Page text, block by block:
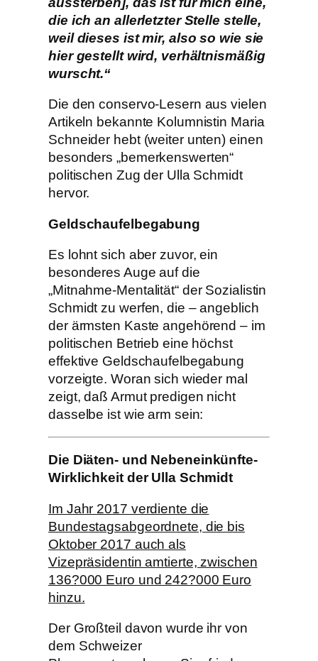
die ich an allerletzter Stelle stelle,
weil dieses ist mir, also so wie sie
hier gestellt wird, verhältnismäßig
wurscht.“
Die den conservo-Lesern aus vielen
Artikeln bekannte Kolumnistin Maria
Schneider hebt (weiter unten) einen
besonders „bemerkenswerten“
politischen Zug der Ulla Schmidt
hervor.
Geldschaufelbegabung
Es lohnt sich aber zuvor, ein
besonderes Auge auf die
„Mitnahme-Mentalität“ der Sozialistin
Schmidt zu werfen, die – angeblich
der ärmsten Kaste angehörend – im
politischen Betrieb eine höchst
effektive Geldschaufelbegabung
vorzeigte. Woran sich wieder mal
zeigt, daß Armut predigen nicht
dasselbe ist wie arm sein:
Die Diäten- und Nebeneinkünfte-
Wirklichkeit der Ulla Schmidt
Im Jahr 2017 verdiente die
Bundestagsabgeordnete, die bis
Oktober 2017 auch als
Vizepräsidentin amtierte, zwischen
136?000 Euro und 242?000 Euro
hinzu.
Der Großteil davon wurde ihr von
dem Schweizer